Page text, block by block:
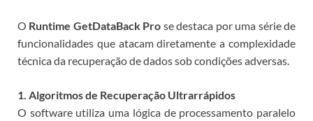
O Runtime GetDataBack Pro se destaca por uma série de
funcionalidades que atacam diretamente a complexidade
técnica da recuperação de dados sob condições adversas.
1. Algoritmos de Recuperação Ultrarrápidos
O software utiliza uma lógica de processamento paralelo